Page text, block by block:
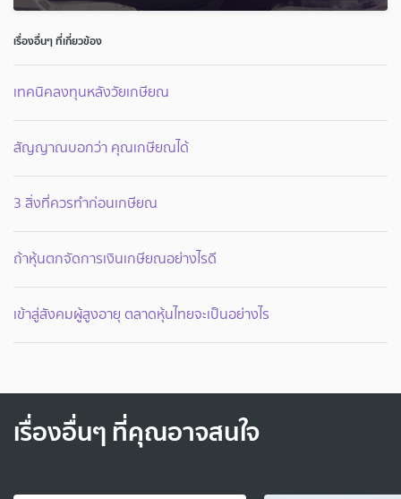
เรื่องอื่นๆ ที่เกี่ยวข้อง
เทคนิคลงทุนหลังวัยเกษียณ
สัญญาณบอกว่า คุณเกษียณได้
3 สิ่งที่ควรทำก่อนเกษียณ
ถ้าหุ้นตกจัดการเงินเกษียณอย่างไรดี
เข้าสู่สังคมผู้สูงอายุ ตลาดหุ้นไทยจะเป็นอย่างไร
เรื่องอื่นๆ ที่คุณอาจสนใจ